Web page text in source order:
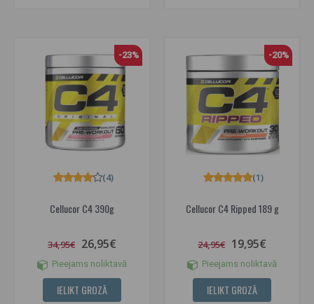
-23%
Cellucor C4 390g
(4)
34,95€ 26,95€
Pieejams noliktavā
IELIKT GROZĀ
-20%
Cellucor C4 Ripped 189 g
(1)
24,95€ 19,95€
Pieejams noliktavā
IELIKT GROZĀ